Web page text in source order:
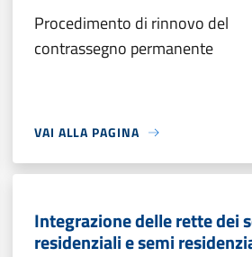
Procedimento di rinnovo del
contrassegno permanente
VAI ALLA PAGINA
Integrazione delle rette dei
residenziali e semi